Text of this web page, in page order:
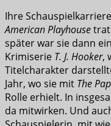
Ihre
American Playhousetrat
später war sie dann
Krimiserie T. J. Hooker,
Titelcharakter
Jahr, wo sie mit The
Rolle erhielt. In
da mitwirken. Und